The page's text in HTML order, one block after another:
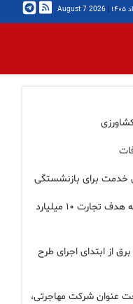
|
2026 August 7
خدمت برای بازنشستگی
تعهد ایران و پاکستان برای رسیدن به هدف تجارت ۱۰ میلیارد
برق از ابتدای اجرای طرح
عنوان شرکت مهاجرتی،